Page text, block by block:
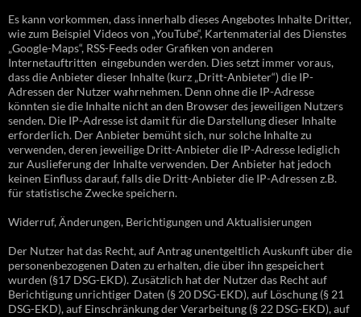
Es kann vorkommen, dass innerhalb dieses Angebotes Inhalte Dritter,
wie zum Beispiel Videos von „YouTube“, Kartenmaterial des Dienstes
„Google-Maps“, RSS-Feeds oder Grafiken von anderen
Internetauftritten eingebunden werden. Dies setzt immer voraus,
dass die Anbieter dieser Inhalte (kurz „Dritt-Anbieter“) die IP-
Adressen der Nutzer wahrnehmen. Denn ohne die IP-Adresse
könnten sie die Inhalte nicht an den Browser des jeweiligen Nutzers
senden. Die IP-Adresse ist damit für die Darstellung dieser Inhalte
erforderlich. Der Anbieter bemüht sich, nur solche Inhalte zu
verwenden, deren jeweilige Dritt-Anbieter die IP-Adresse lediglich
zur Auslieferung der Inhalte verwenden. Der Anbieter hat jedoch
keinen Einfluss darauf, falls die Dritt-Anbieter die IP-Adressen z.B.
für statistische Zwecke speichern.
Widerruf, Änderungen, Berichtigungen und Aktualisierungen
Der Nutzer hat das Recht, auf Antrag unentgeltlich Auskunft über die
personenbezogenen Daten zu erhalten, die über ihn gespeichert
wurden (§17 DSG-EKD). Zusätzlich hat der Nutzer das Recht auf
Berichtigung unrichtiger Daten (§ 20 DSG-EKD), auf Löschung (§ 21
DSG-EKD), auf Einschränkung der Verarbeitung (§ 22 DSG-EKD), auf